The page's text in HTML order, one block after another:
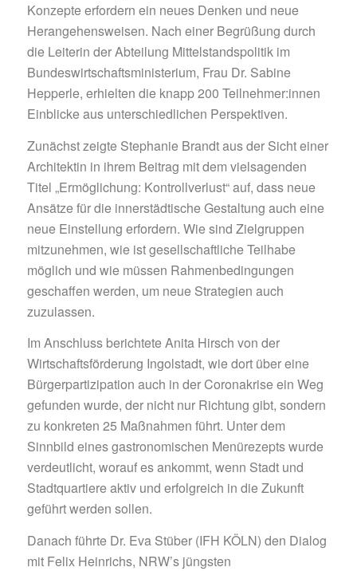
Konzepte erfordern ein neues Denken und neue
Herangehensweisen. Nach einer Begrüßung durch
die Leiterin der Abteilung Mittelstandspolitik im
Bundeswirtschaftsministerium, Frau Dr. Sabine
Hepperle, erhielten die knapp 200 Teilnehmer:innen
Einblicke aus unterschiedlichen Perspektiven.
Zunächst zeigte Stephanie Brandt aus der Sicht einer
Architektin in ihrem Beitrag mit dem vielsagenden
Titel „Ermöglichung: Kontrollverlust“ auf, dass neue
Ansätze für die innerstädtische Gestaltung auch eine
neue Einstellung erfordern. Wie sind Zielgruppen
mitzunehmen, wie ist gesellschaftliche Teilhabe
möglich und wie müssen Rahmenbedingungen
geschaffen werden, um neue Strategien auch
zuzulassen.
Im Anschluss berichtete Anita Hirsch von der
Wirtschaftsförderung Ingolstadt, wie dort über eine
Bürgerpartizipation auch in der Coronakrise ein Weg
gefunden wurde, der nicht nur Richtung gibt, sondern
zu konkreten 25 Maßnahmen führt. Unter dem
Sinnbild eines gastronomischen Menürezepts wurde
verdeutlicht, worauf es ankommt, wenn Stadt und
Stadtquartiere aktiv und erfolgreich in die Zukunft
geführt werden sollen.
Danach führte Dr. Eva Stüber (IFH KÖLN) den Dialog
mit Felix Heinrichs, NRW’s jüngsten